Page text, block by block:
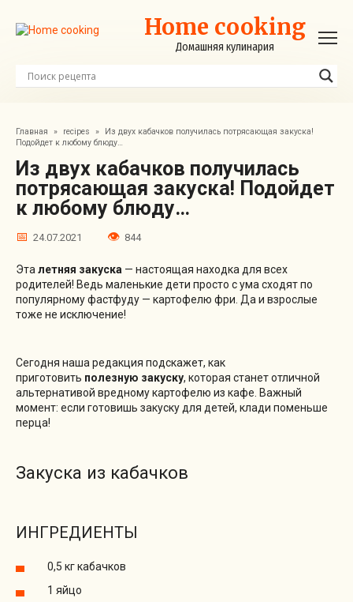
контенту
Home cooking
Домашняя кулинария
Главная » recipes »
Из двух кабачков получилась потрясающая закуска!
Подойдет к любому блюду…
Из двух кабачков получилась
потрясающая закуска! Подойдет
к любому блюду…
24.07.2021 844
Эта летняя закуска — настоящая находка для всех
родителей! Ведь маленькие дети просто с ума сходят по
популярному фастфуду — картофелю фри. Да и взрослые
тоже не исключение!
Сегодня наша редакция подскажет, как
приготовить полезную закуску, которая станет отличной
альтернативой вредному картофелю из кафе. Важный
момент: если готовишь закуску для детей, клади поменьше
перца!
Закуска из кабачков
ИНГРЕДИЕНТЫ
0,5 кг кабачков
1 яйцо